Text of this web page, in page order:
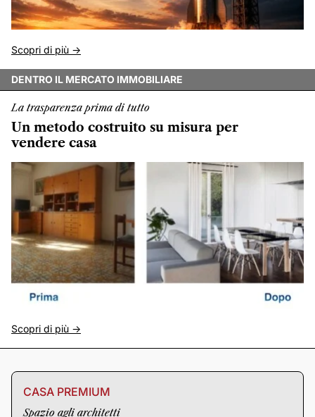
Scopri di più ->
DENTRO IL MERCATO IMMOBILIARE
La trasparenza prima di tutto
Un metodo costruito su misura per
vendere casa
Scopri di più ->
CASA PREMIUM
Spazio agli architetti